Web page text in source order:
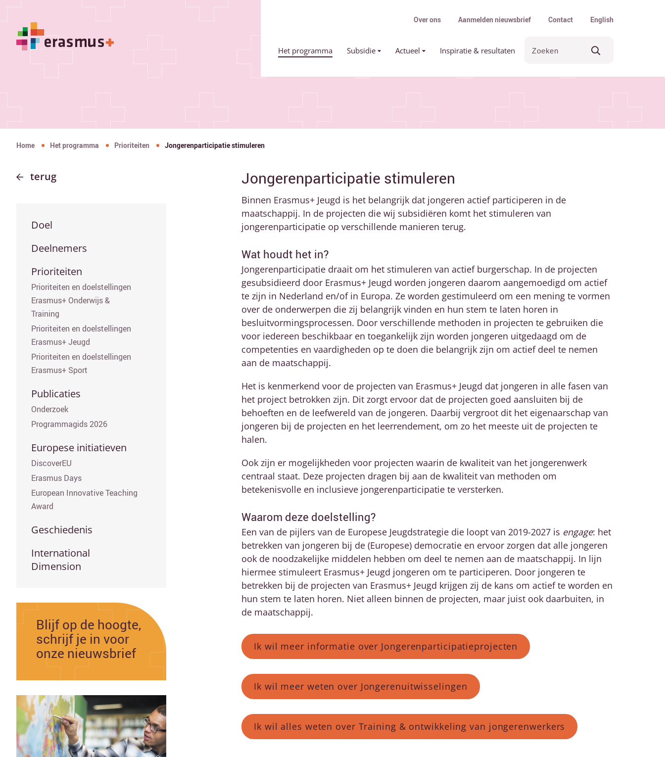
Primair menu
Over ons Aanmelden nieuwsbrief Contact English
Het programma Subsidie Actueel Inspiratie & resultaten
Home Het programma Prioriteiten Jongerenparticipatie stimuleren
terug
Secundair menu
Doel
Deelnemers
Prioriteiten
Prioriteiten en doelstellingen
Erasmus+ Onderwijs &
Training
Prioriteiten en doelstellingen
Erasmus+ Jeugd
Prioriteiten en doelstellingen
Erasmus+ Sport
Publicaties
Onderzoek
Programmagids 2026
Europese initiatieven
DiscoverEU
Erasmus Days
European Innovative Teaching
Award
Geschiedenis
International
Dimension
Blijf op de hoogte,
schrijf je in voor
onze nieuwsbrief
Jongerenparticipatie stimuleren
Binnen Erasmus+ Jeugd is het belangrijk dat jongeren actief participeren in de
maatschappij. In de projecten die wij subsidiëren komt het stimuleren van
jongerenparticipatie op verschillende manieren terug.
Wat houdt het in?
Jongerenparticipatie draait om het stimuleren van actief burgerschap. In de projecten
gesubsidieerd door Erasmus+ Jeugd worden jongeren daarom aangemoedigd om actief
te zijn in Nederland en/of in Europa. Ze worden gestimuleerd om een mening te vormen
over de onderwerpen die zij belangrijk vinden en hun stem te laten horen in
besluitvormingsprocessen. Door verschillende methoden in projecten te gebruiken die
voor iedereen beschikbaar en toegankelijk zijn worden jongeren uitgedaagd om de
competenties en vaardigheden op te doen die belangrijk zijn om actief deel te nemen
aan de maatschappij.
Het is kenmerkend voor de projecten van Erasmus+ Jeugd dat jongeren in alle fasen van
het project betrokken zijn. Dit zorgt ervoor dat de projecten goed aansluiten bij de
behoeften en de leefwereld van de jongeren. Daarbij vergroot dit het eigenaarschap van
jongeren bij de projecten en het leerrendement, om zo het meeste uit de projecten te
halen.
Ook zijn er mogelijkheden voor projecten waarin de kwaliteit van het jongerenwerk
centraal staat. Deze projecten dragen bij aan de kwaliteit van methoden om
betekenisvolle en inclusieve jongerenparticipatie te versterken.
Waarom deze doelstelling?
Een van de pijlers van de Europese Jeugdstrategie die loopt van 2019-2027 is engage: het
betrekken van jongeren bij de (Europese) democratie en ervoor zorgen dat alle jongeren
ook de noodzakelijke middelen hebben om deel te nemen aan de maatschappij. In lijn
hiermee stimuleert Erasmus+ Jeugd jongeren om te participeren. Door jongeren te
betrekken bij de projecten van Erasmus+ Jeugd krijgen zij de kans om actief te worden en
hun stem te laten horen. Niet alleen binnen de projecten, maar juist ook daarbuiten, in
de maatschappij.
Ik wil meer informatie over Jongerenparticipatieprojecten
Ik wil meer weten over Jongerenuitwisselingen
Ik wil alles weten over Training & ontwikkeling van jongerenwerkers